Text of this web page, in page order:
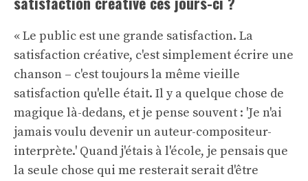
« Le public est une grande satisfaction. La
satisfaction créative, c'est simplement écrire une
chanson – c'est toujours la même vieille
satisfaction qu'elle était. Il y a quelque chose de
magique là-dedans, et je pense souvent : 'Je n'ai
jamais voulu devenir un auteur-compositeur-
interprète.' Quand j'étais à l'école, je pensais que
la seule chose qui me resterait serait d'être